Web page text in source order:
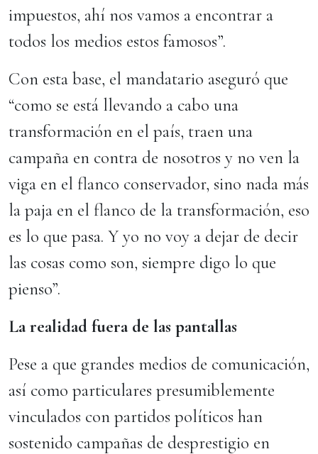
impuestos, ahí nos vamos a encontrar a
todos los medios estos famosos”.
Con esta base, el mandatario aseguró que
“como se está llevando a cabo una
transformación en el país, traen una
campaña en contra de nosotros y no ven la
viga en el flanco conservador, sino nada más
la paja en el flanco de la transformación, eso
es lo que pasa. Y yo no voy a dejar de decir
las cosas como son, siempre digo lo que
pienso”.
La realidad fuera de las pantallas
Pese a que grandes medios de comunicación,
así como particulares presumiblemente
vinculados con partidos políticos han
sostenido campañas de desprestigio en